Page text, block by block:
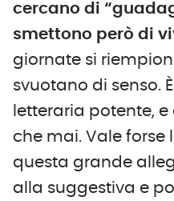
cercano di
smettono però di
giornate si
svuotano di senso.
letteraria potente,
che mai. Vale forse
questa grande
alla suggestiva e